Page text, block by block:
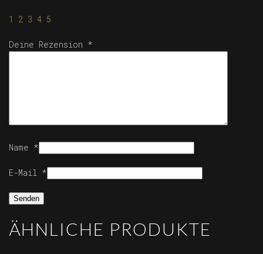
1 2 3 4 5
Deine Rezension *
Name *
E-Mail *
ÄHNLICHE PRODUKTE